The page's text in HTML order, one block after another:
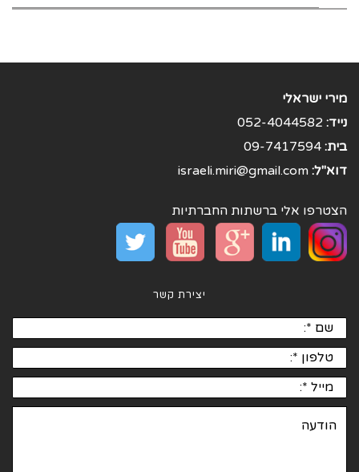
מירי ישראלי
נייד: 052-4044582
בית: 09-7417594
דוא"ל: israeli.miri@gmail.com
הצטרפו אלי ברשתות החברתיות
יצירת קשר